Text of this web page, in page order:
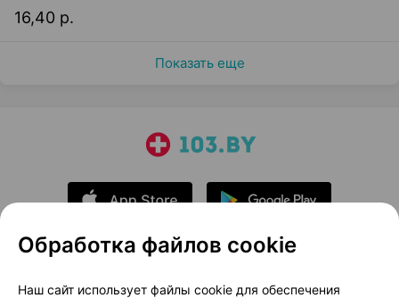
16,40 р.
Показать еще
О проекте
Новости проекта
Обработка файлов cookie
Наш сайт использует файлы cookie для обеспечения